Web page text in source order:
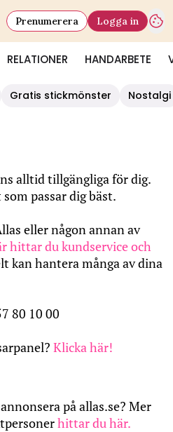
RELATIONER HANDARBETE
Prenumerera Logga in
Gratis stickmönster Nostalgi
alltid tillgängliga för dig.
passar dig bäst.
eller någon annan av
hittar du kundservice och
kan hantera många av dina
80 10 00
Klicka här!
på allas.se? Mer
hittar du här.